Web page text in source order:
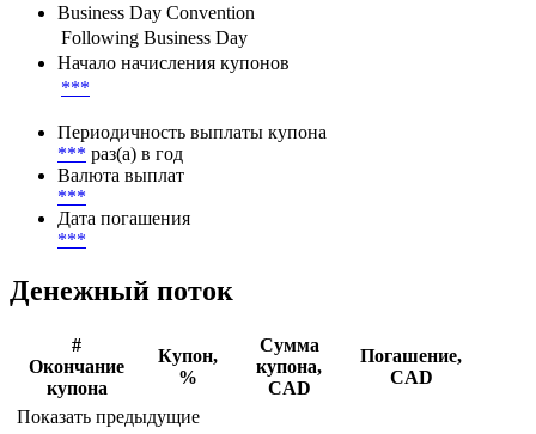
Business Day Convention
Following Business Day
Начало начисления купонов
***
Периодичность выплаты купона
*** раз(а) в год
Валюта выплат
***
Дата погашения
***
Денежный поток
#
Окончание
купона
Купон,
%
Сумма
купона,
CAD
Погашение,
CAD
Показать предыдущие